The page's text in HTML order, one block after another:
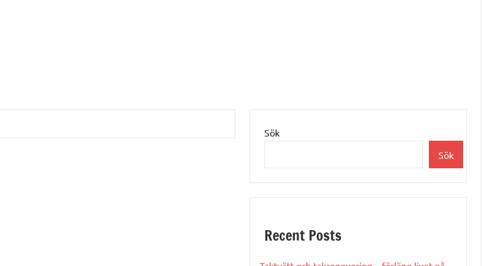
Sök
Sök
Recent Posts